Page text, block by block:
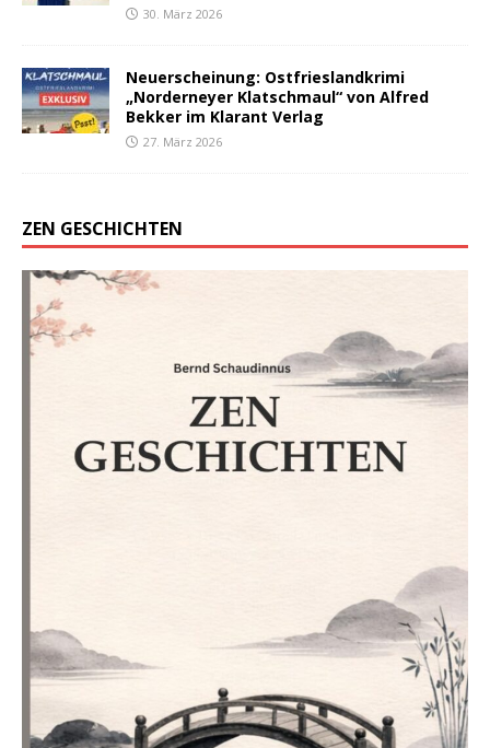
30. März 2026
Neuerscheinung: Ostfrieslandkrimi
„Norderneyer Klatschmaul“ von Alfred
Bekker im Klarant Verlag
27. März 2026
ZEN GESCHICHTEN